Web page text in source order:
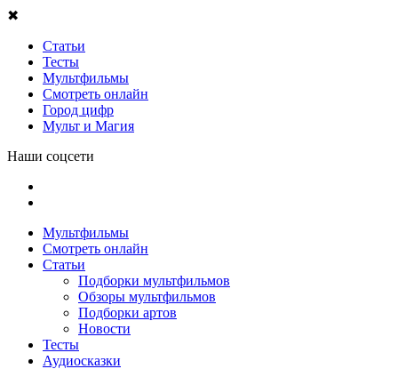
✖
Статьи
Тесты
Мультфильмы
Смотреть онлайн
Город цифр
Мульт и Магия
Наши соцсети
Мультфильмы
Смотреть онлайн
Статьи
Подборки мультфильмов
Обзоры мультфильмов
Подборки артов
Новости
Тесты
Аудиосказки